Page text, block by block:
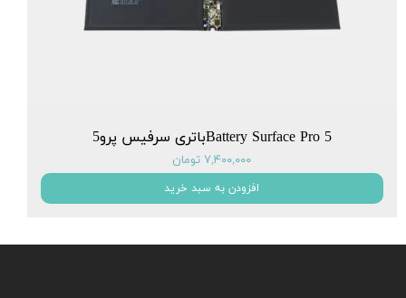
Battery Surface Pro 5باتری سرفیس پرو5
۷,۴۰۰,۰۰۰ تومان
افزودن به سبد خرید